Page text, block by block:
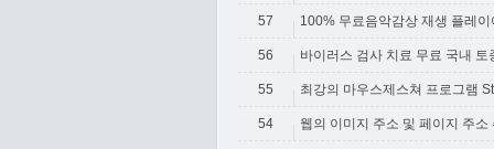
57 100% 무료음악감상 재생 플레
56 바이러스 검사 치료 무료 국내
55 최강의 마우스제스쳐 프로그램
54 웹의 이미지 주소 및 페이지 주소